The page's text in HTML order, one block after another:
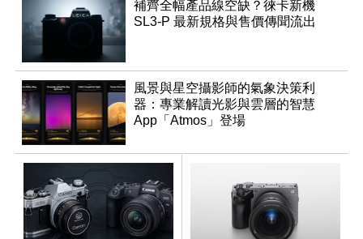
補齊全幅產品線空缺？徠卡新機
SL3-P 最新規格與售價傳聞流出
風景與星空攝影師的氣象決策利
器：專業解讀光影與雲層的智慧
App「Atmos」登場